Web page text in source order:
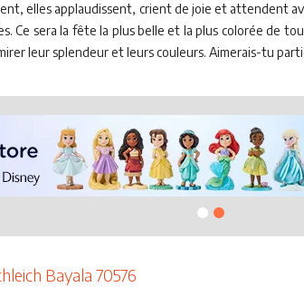
elles applaudissent, crient de joie et attendent
Ce sera la fête la plus belle et la plus colorée de
leur splendeur et leurs couleurs. Aimerais-tu
Bayala 70576